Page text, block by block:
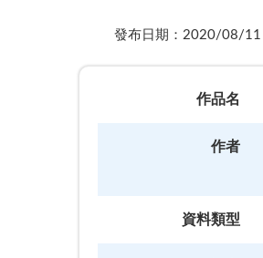
發布日期：2020/08/11
作品名
作者
資料類型